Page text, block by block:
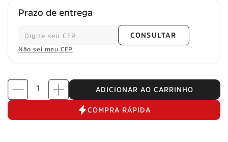
Prazo de entrega
CONSULTAR
Não sei meu CEP
ADICIONAR AO CARRINHO
COMPRA RÁPIDA